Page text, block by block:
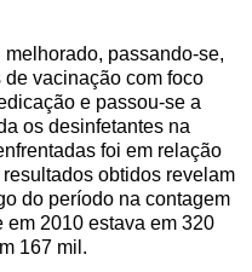
passando-se,
vacinação com foco
e passou-se a
os desinfetantes na
foi em relação
obtidos revelam
do período na contagem
2010 estava em 320
167 mil.